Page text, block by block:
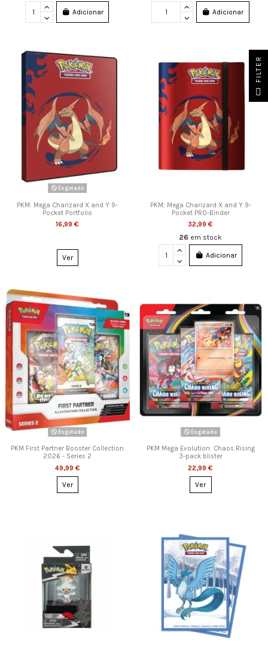
Adicionar Adicionar
Esgotado
PKM: Mega Charizard X and Y 9-
Pocket Portfolio
16,99 €
Ver
PKM: Mega Charizard X and Y 9-
Pocket PRO-Binder
32,99 €
26 em stock
Adicionar
Esgotado
PKM First Partner Booster Collection
2026 - Series 2
49,99 €
Ver
Esgotado
PKM Mega Evolution: Chaos Rising
3-pack blister
22,99 €
Ver
FILTER